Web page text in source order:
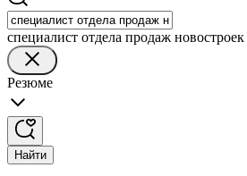
специалист отдела продаж новостроек
Резюме
Найти